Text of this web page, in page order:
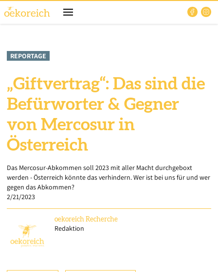
REPORTAGE
„Giftvertrag“: Das sind die
Befürworter & Gegner
von Mercosur in
Österreich
Das Mercosur-Abkommen soll 2023 mit aller Macht durchgeboxt
werden - Österreich könnte das verhindern. Wer ist bei uns für und wer
gegen das Abkommen?
2/21/2023
oekoreich Recherche
Redaktion